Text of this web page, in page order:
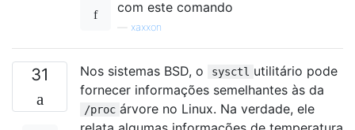
com este comando
xaxxon
31 Nos sistemas BSD, o sysctl utilitário pode
fornecer informações semelhantes às da
/proc árvore no Linux. Na verdade, ele